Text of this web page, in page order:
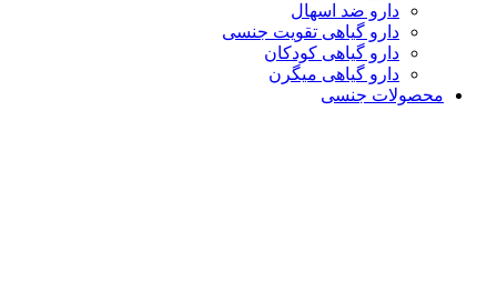
دارو ضد اسهال
دارو گیاهی تقویت جنسی
دارو گیاهی کودکان
دارو گیاهی میگرن
محصولات جنسی